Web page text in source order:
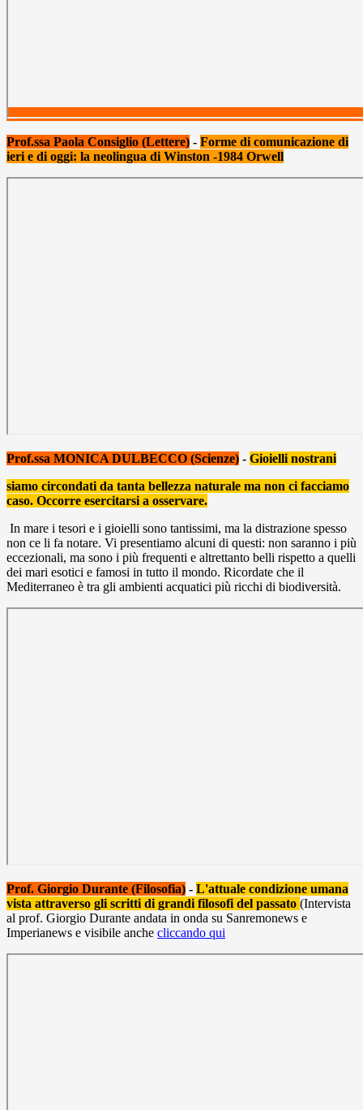
Prof.ssa Paola Consiglio (Lettere) - Forme di comunicazione di
ieri e di oggi: la neolingua di Winston -1984 Orwell
Prof.ssa MONICA DULBECCO (Scienze) - Gioielli nostrani
siamo circondati da tanta bellezza naturale ma non ci facciamo
caso. Occorre esercitarsi a osservare.
In mare i tesori e i gioielli sono tantissimi, ma la distrazione spesso
non ce li fa notare. Vi presentiamo alcuni di questi: non saranno i più
eccezionali, ma sono i più frequenti e altrettanto belli rispetto a quelli
dei mari esotici e famosi in tutto il mondo. Ricordate che il
Mediterraneo è tra gli ambienti acquatici più ricchi di biodiversità.
Prof. Giorgio Durante (Filosofia) - L'attuale condizione umana
vista attraverso gli scritti di grandi filosofi del passato (Intervista
al prof. Giorgio Durante andata in onda su Sanremonews e
Imperianews e visibile anche cliccando qui